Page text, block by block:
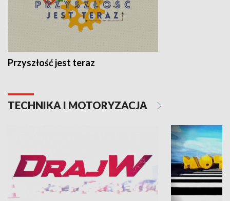
Przyszłość jest teraz
TECHNIKA I MOTORYZACJA